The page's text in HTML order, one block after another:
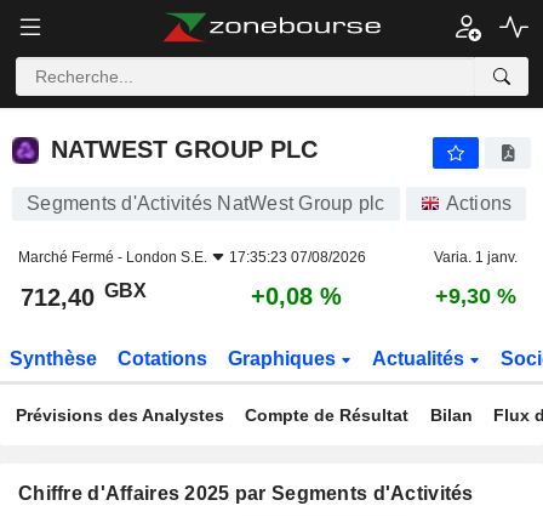
NATWEST GROUP PLC
NATWEST GROUP PLC
Segments d'Activités NatWest Group plc Actions
Marché Fermé - London S.E. 17:35:23 07/08/2026 Varia. 1 janv.
712,40 GBX +0,08 % +9,30 %
Synthèse Cotations Graphiques Actualités
Prévisions des Analystes Compte de Résultat Bilan Flux
Chiffre d'Affaires 2025 par Segments d'Activités